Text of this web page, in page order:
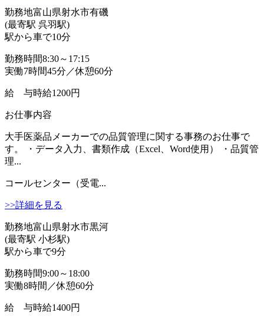
勤務地富山県射水市有磯
(最寄駅 呉羽駅)
駅から車で10分
勤務時間8:30～17:15
実働7時間45分／休憩60分
給 与時給1200円
お仕事内容
大手医薬品メーカーでの品質管理に関する事務のお仕事で
す。 ・データ入力、書類作成（Excel、Word使用） ・品質管
理...
コールセンター（受電...
>>詳細を見る
勤務地富山県射水市黒河
(最寄駅 小杉駅)
駅から車で9分
勤務時間9:00～18:00
実働8時間／休憩60分
給 与時給1400円